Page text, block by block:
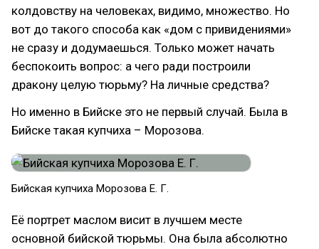
колдовству на человеках, видимо, множество. Но
вот до такого способа как «дом с привидениями»
не сразу и додумаешься. Только может начать
беспокоить вопрос: а чего ради построили
дракону целую тюрьму? На личные средства?
Но именно в Бийске это не первый случай. Была в
Бийске такая купчиха – Морозова.
Бийская купчиха Морозова Е. Г.
Её портрет маслом висит в лучшем месте
основной бийской тюрьмы. Она была абсолютно